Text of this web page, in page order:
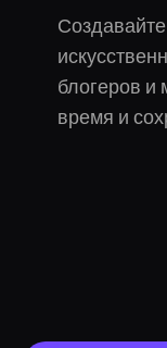
блогеров и
время и